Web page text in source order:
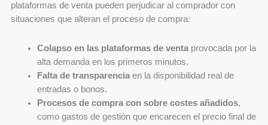
plataformas de venta pueden perjudicar al comprador con
situaciones que alteran el proceso de compra:
Colapso en las plataformas de ventaprovocada por la
alta demanda en los primeros minutos.
Falta de transparenciaen la disponibilidad real de
entradas o bonos.
Procesos de compra con sobre costes añadidos,
como gastos de gestión que encarecen el precio final de